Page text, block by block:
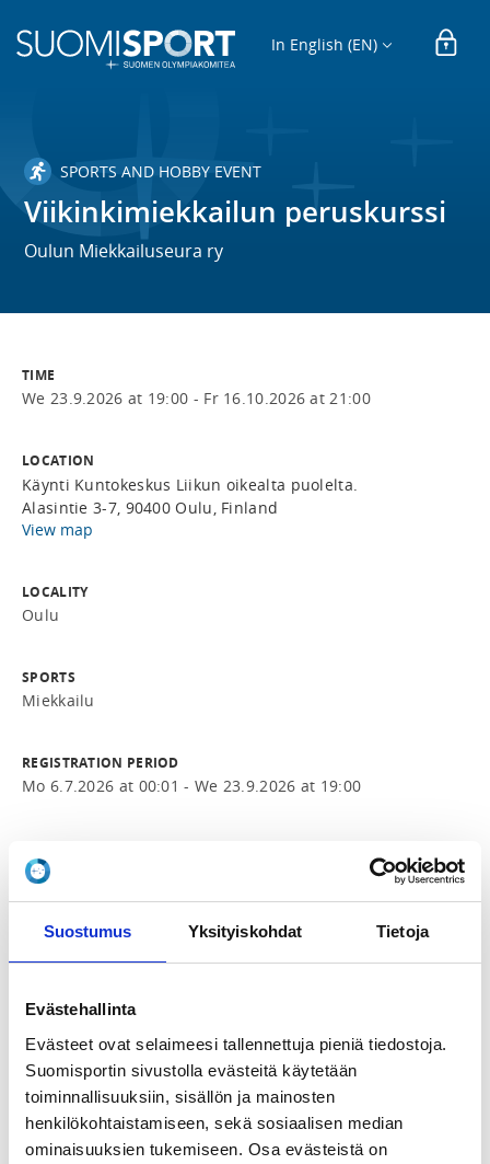
Suostumus Yksityiskohdat Tietoja
Evästehallinta
Evästeet ovat selaimeesi tallennettuja pieniä tiedostoja.
Suomisportin sivustolla evästeitä käytetään
toiminnallisuuksiin, sisällön ja mainosten
henkilökohtaistamiseen, sekä sosiaalisen median
ominaisuuksien tukemiseen. Osa evästeistä on
In English (EN)
SPORTS AND HOBBY EVENT
Viikinkimiekkailun peruskurssi
Oulun Miekkailuseura ry
TIME
We 23.9.2026 at 19:00 - Fr 16.10.2026 at 21:00
LOCATION
Käynti Kuntokeskus Liikun oikealta puolelta.
Alasintie 3-7, 90400 Oulu, Finland
View map
LOCALITY
Oulu
SPORTS
Miekkailu
REGISTRATION PERIOD
Mo 6.7.2026 at 00:01 - We 23.9.2026 at 19:00
Perushinta 100,00 € -
suoritetaan kurssin alkaessa.
Alennusryhmät 80,00 € -
siviilipalvelusmiehille, eläkeläisille ja työttömille.
ADDITIONAL INFORMATION
Jani Syrjä
jani.syrja@oulunmiekkailuseura.fi